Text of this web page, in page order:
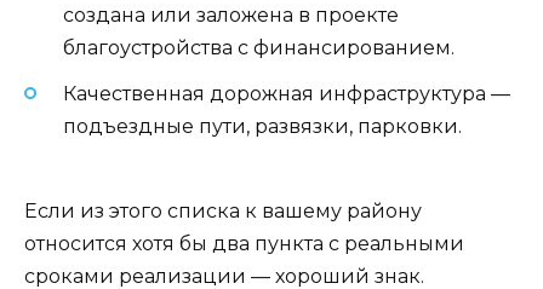
создана или заложена в проекте
благоустройства с финансированием.
Качественная дорожная инфраструктура —
подъездные пути, развязки, парковки.
Если из этого списка к вашему району
относится хотя бы два пункта с реальными
сроками реализации — хороший знак.